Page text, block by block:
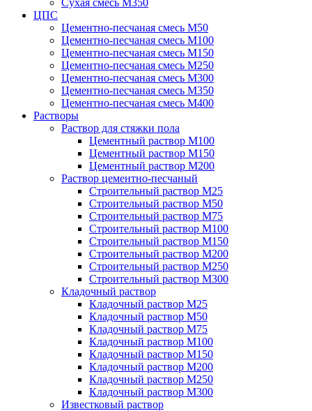
Сухая смесь М350
ЦПС
Цементно-песчаная смесь М50
Цементно-песчаная смесь М100
Цементно-песчаная смесь М150
Цементно-песчаная смесь М250
Цементно-песчаная смесь М300
Цементно-песчаная смесь М350
Цементно-песчаная смесь М400
Растворы
Раствор для стяжки пола
Цементный раствор М100
Цементный раствор М150
Цементный раствор М200
Раствор цементно-песчаный
Строительный раствор М25
Строительный раствор М50
Строительный раствор М75
Строительный раствор М100
Строительный раствор М150
Строительный раствор М200
Строительный раствор М250
Строительный раствор М300
Кладочный раствор
Кладочный раствор М25
Кладочный раствор М50
Кладочный раствор М75
Кладочный раствор М100
Кладочный раствор М150
Кладочный раствор М200
Кладочный раствор М250
Кладочный раствор М300
Известковый раствор